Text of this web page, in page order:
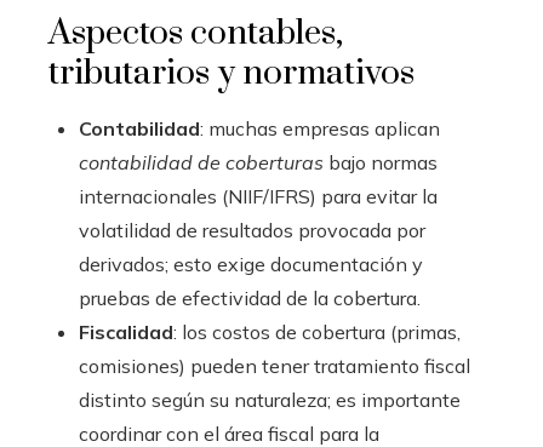
Aspectos contables,
tributarios y normativos
Contabilidad: muchas empresas aplican
contabilidad de coberturas bajo normas
internacionales (NIIF/IFRS) para evitar la
volatilidad de resultados provocada por
derivados; esto exige documentación y
pruebas de efectividad de la cobertura.
Fiscalidad: los costos de cobertura (primas,
comisiones) pueden tener tratamiento fiscal
distinto según su naturaleza; es importante
coordinar con el área fiscal para la